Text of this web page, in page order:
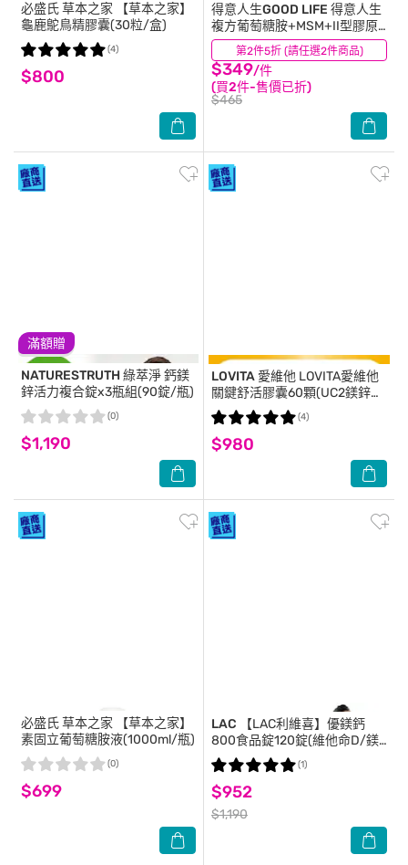
必盛氏 草本之家 【草本之家】
龜鹿鴕鳥精膠囊(30粒/盒)
$800
(4) 第2件5折 (請任選2件商品)
得意人生GOOD LIFE 得意人生
複方葡萄糖胺+MSM+II型膠原
蛋白膜衣錠 (60錠)
$349/件
(買2件-售價已折)
$465
(5)
滿額贈
NATURESTRUTH 綠萃淨 鈣鎂
鋅活力複合錠x3瓶組(90錠/瓶)
$1,190
(0)
LOVITA 愛維他 LOVITA愛維他
關鍵舒活膠囊60顆(UC2鎂鋅銅
錳鈣)
$980
(4)
必盛氏 草本之家 【草本之家】
素固立葡萄糖胺液(1000ml/瓶)
$699
(0)
LAC 【LAC利維喜】優鎂鈣
800食品錠120錠(維他命D/鎂/
鉀/檸檬蘋果酸鈣800/孕養調
理)
$952
$1,190
(1)